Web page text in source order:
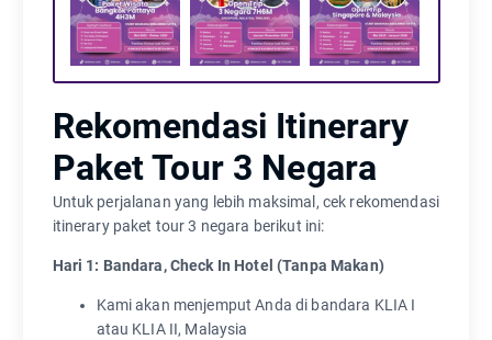
Rekomendasi Itinerary
Paket Tour 3 Negara
Untuk perjalanan yang lebih maksimal, cek rekomendasi
itinerary paket tour 3 negara berikut ini:
Hari 1: Bandara, Check In Hotel (Tanpa Makan)
Kami akan menjemput Anda di bandara KLIA I
atau KLIA II, Malaysia